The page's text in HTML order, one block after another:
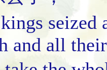
seized
and all